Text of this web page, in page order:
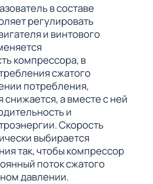
в составе
регулировать
и винтового
компрессора, в
сжатого
потребления,
а вместе с ней
и
Скорость
выбирается
так, чтобы компрессор
поток сжатого
давлении.